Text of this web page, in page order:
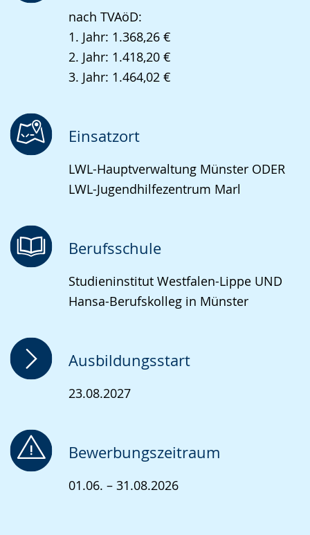
nach TVAöD:
1. Jahr: 1.368,26 €
2. Jahr: 1.418,20 €
3. Jahr: 1.464,02 €
Einsatzort
LWL-Hauptverwaltung Münster ODER
LWL-Jugendhilfezentrum Marl
Berufsschule
Studieninstitut Westfalen-Lippe UND
Hansa-Berufskolleg in Münster
Ausbildungsstart
23.08.2027
Bewerbungszeitraum
01.06. – 31.08.2026